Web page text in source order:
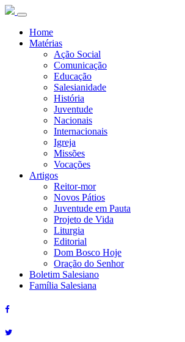
Home
Matérias
Ação Social
Comunicação
Educação
Salesianidade
História
Juventude
Nacionais
Internacionais
Igreja
Missões
Vocações
Artigos
Reitor-mor
Novos Pátios
Juventude em Pauta
Projeto de Vida
Liturgia
Editorial
Dom Bosco Hoje
Oração do Senhor
Boletim Salesiano
Família Salesiana